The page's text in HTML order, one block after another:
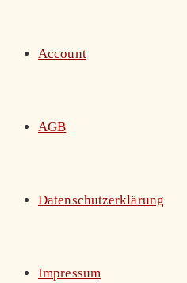
Account
AGB
Datenschutzerklärung
Impressum